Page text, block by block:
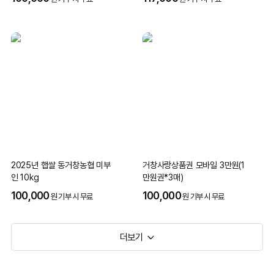
이번 지정기부는 저소득 암 환자들이 경제적 부담 때문에 가발
구입을 포기하지 않도록 가발 구입비를 지원하는 사업입니다.
이를 통해 암 환자들이 치료 과정 속에서도 조금 더 편안하게
일상을 이어갈 수 있도록 돕고자 합니다.
2025년 햅쌀 동거창농협 미부
인 10kg
100,000원 기부 시 무료
거창사랑상품권 모바일 3만원(1
만원권*3매)
100,000원 기부 시 무료
더보기